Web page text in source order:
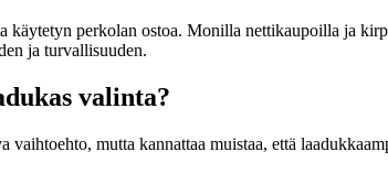
käytetyn perkolan ostoa. Monilla nettikaupoilla ja
ja turvallisuuden.
valinta?
vaihtoehto, mutta kannattaa muistaa, että